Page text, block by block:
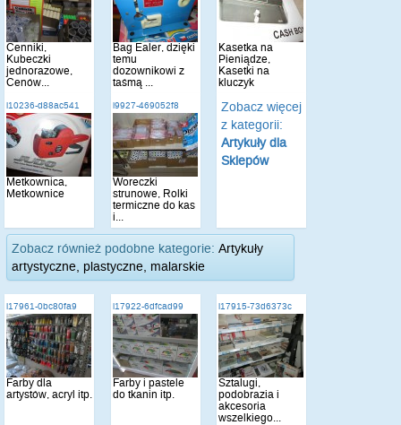
Cenniki,
Kubeczki
jednorazowe,
Cenów...
Bag Ealer, dzięki
temu
dozownikowi z
taśmą ...
Kasetka na
Pieniądze,
Kasetki na
kluczyk
i10236-d88ac541
Metkownica,
Metkownice
i9927-469052f8
Woreczki
strunowe, Rolki
termiczne do kas
i...
Zobacz więcej
z kategorii:
Artykuły dla
Sklepów
Zobacz również podobne kategorie: Artykuły
artystyczne, plastyczne, malarskie
i17961-0bc80fa9
Farby dla
artystów, acryl itp.
i17922-6dfcad99
Farby i pastele
do tkanin itp.
i17915-73d6373c
Sztalugi,
podobrazia i
akcesoria
wszelkiego...